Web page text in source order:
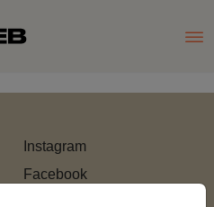
Instagram
Facebook